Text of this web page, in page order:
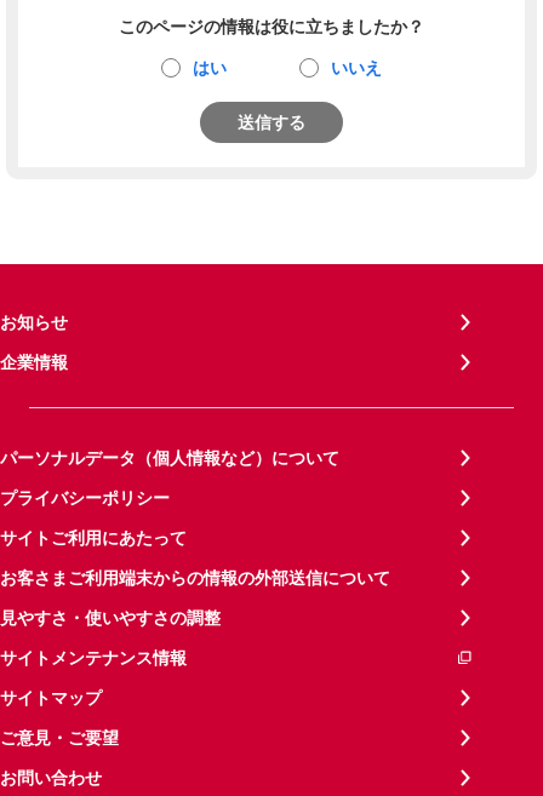
このページの情報は役に立ちましたか？
はい いいえ
送信する
お知らせ
企業情報
パーソナルデータ（個人情報など）について
プライバシーポリシー
サイトご利用にあたって
お客さまご利用端末からの情報の外部送信について
見やすさ・使いやすさの調整
サイトメンテナンス情報
サイトマップ
ご意見・ご要望
お問い合わせ